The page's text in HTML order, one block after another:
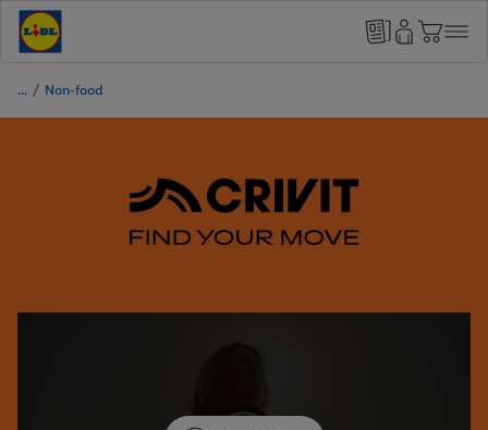
/ Non-food